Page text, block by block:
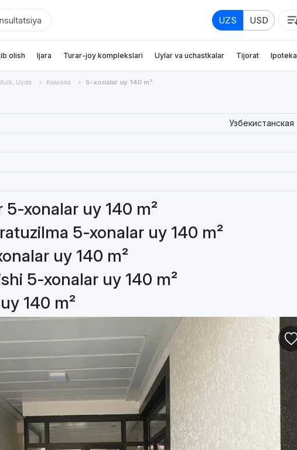
UZS USD
olish Ijara Turar-joy komplekslari Uylar va uchastkalar Tijorat Ipoteka
Uyda Камола 5-xonalar uy 140 m²
Узбекистанская
5-xonalar uy 140 m²
5-xonalar uy 140 m²
uy 140 m²
5-xonalar uy 140 m²
140 m²